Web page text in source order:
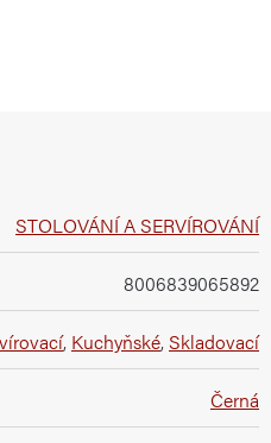
STOLOVÁNÍ A SERVÍROVÁNÍ
8006839065892
, Kuchyňské, Skladovací
Černá